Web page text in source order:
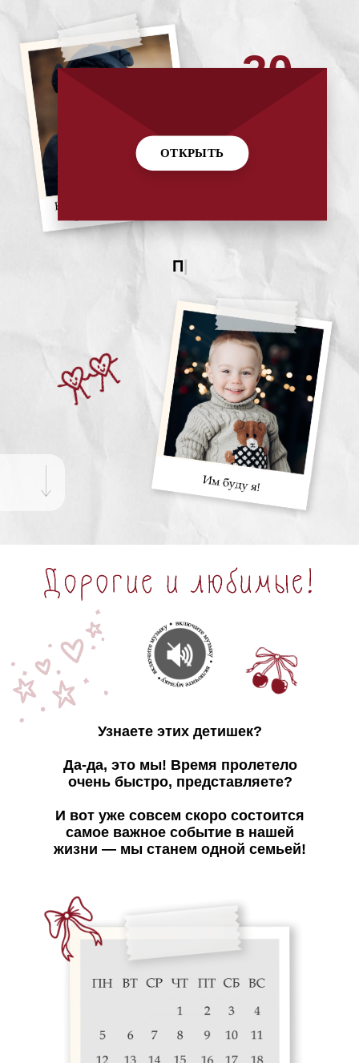
ОТКРЫТЬ
ПАВЕЛ
30
10
26
Узнаете этих детишек?
Да-да, это мы! Время пролетело
очень быстро, представляете?
И вот уже совсем скоро состоится
самое важное событие в нашей
жизни — мы станем одной семьей!